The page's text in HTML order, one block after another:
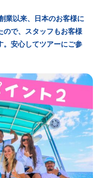
業以来、日本のお客様に
ので、スタッフもお客様
。安心してツアーにご参